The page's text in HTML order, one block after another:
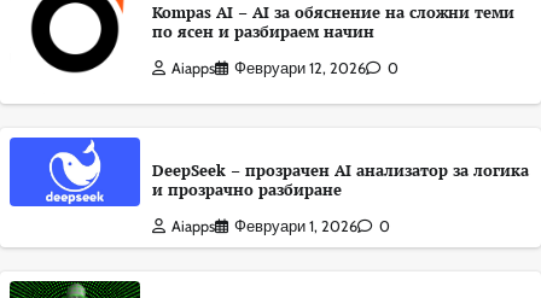
Kompas AI – AI за обяснение на сложни теми
по ясен и разбираем начин
Aiapps Февруари 12, 2026 0
DeepSeek – прозрачен AI анализатор за логика
и прозрачно разбиране
Aiapps Февруари 1, 2026 0